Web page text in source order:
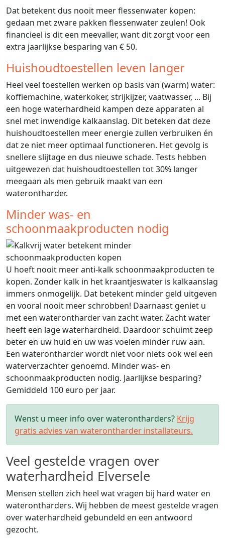
Dat betekent dus nooit meer flessenwater kopen:
gedaan met zware pakken flessenwater zeulen! Ook
financieel is dit een meevaller, want dit zorgt voor een
extra jaarlijkse besparing van € 50.
Huishoudtoestellen leven langer
Heel veel toestellen werken op basis van (warm) water:
koffiemachine, waterkoker, strijkijzer, vaatwasser, ... Bij
een hoge waterhardheid kampen deze apparaten al
snel met inwendige kalkaanslag. Dit beteken dat deze
huishoudtoestellen meer energie zullen verbruiken én
dat ze niet meer optimaal functioneren. Het gevolg is
snellere slijtage en dus nieuwe schade. Tests hebben
uitgewezen dat huishoudtoestellen tot 30% langer
meegaan als men gebruik maakt van een
waterontharder.
Minder was- en
schoonmaakproducten nodig
U hoeft nooit meer anti-kalk schoonmaakproducten te
kopen. Zonder kalk in het kraantjeswater is kalkaanslag
immers onmogelijk. Dat betekent minder geld uitgeven
en vooral nooit meer schrobben! Daarnaast geniet u
met een waterontharder van zacht water. Zacht water
heeft een lage waterhardheid. Daardoor schuimt zeep
beter en uw huid en uw was voelen minder ruw aan.
Een waterontharder wordt niet voor niets ook wel een
waterverzachter genoemd. Minder was- en
schoonmaakproducten nodig. Jaarlijkse besparing?
Gemiddeld 100 euro per jaar.
Wenst u meer info over waterontharders? Krijg
gratis advies van waterontharder installateurs.
Veel gestelde vragen over
waterhardheid Elversele
Mensen stellen zich heel wat vragen bij hard water en
waterontharders. Wij hebben de meest gestelde vragen
over waterhardheid gebundeld en een antwoord
gezocht.